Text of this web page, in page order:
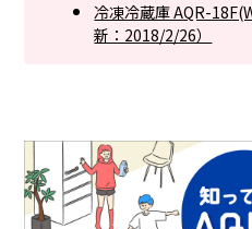
冷凍冷蔵庫 AQR-
新：2018/2/26）